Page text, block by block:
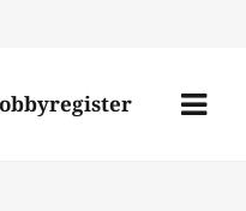
Menü